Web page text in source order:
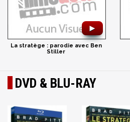
►
La stratège : parodie avec Ben
Stiller
DVD & BLU-RAY